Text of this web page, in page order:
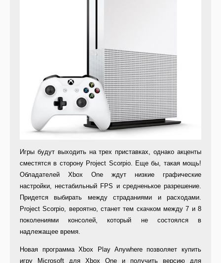
Игры будут выходить на трех приставках, однако акценты
сместятся в сторону Project Scorpio. Еще бы, такая мощь!
Обладателей Xbox One ждут низкие графические
настройки, нестабильный FPS и средненькое разрешение.
Придется выбирать между страданиями и расходами.
Project Scorpio, вероятно, станет тем скачком между 7 и 8
поколениями консолей, который не состоялся в
надлежащее время.
Новая программа Xbox Play Anywhere позволяет купить
игру Microsoft для Xbox One и получить версию для